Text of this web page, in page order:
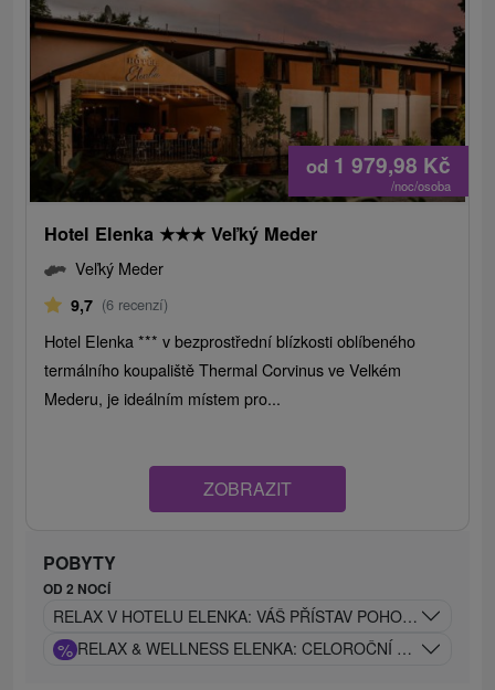
od 1 979,98 Kč
/noc/osoba
Hotel Elenka ★★★ Veľký Meder
Veľký Meder
9,7 (6 recenzí)
Hotel Elenka *** v bezprostřední blízkosti oblíbeného
termálního koupaliště Thermal Corvinus ve Velkém
Mederu, je ideálním místem pro...
ZOBRAZIT
POBYTY
OD 2 NOCÍ
RELAX V HOTELU ELENKA: VÁŠ PŘÍSTAV POHODY V
% RELAX & WELLNESS ELENKA: CELOROČNÍ